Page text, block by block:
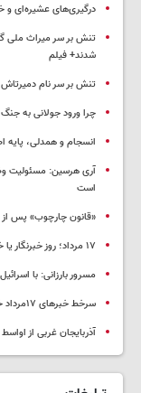
درگیری‌های عشیره‌ای و خانوادگی در
شدند+ فیلم
تنش بر سر نام
چرا ورود جولانی به
انسجام و همدلی،
آری هرسین: مسئولیت
است
«قانون چارچوب» پس از ماراتن ۱۸ساعته از
١٧ مرداد؛ روز خبرنگار یا خبرنگارنماها!
مسرور بارزانی: با
سرخط خبرهای ۱۷مرداد خبرگزاری کردپرس
آذربایجان غربی از